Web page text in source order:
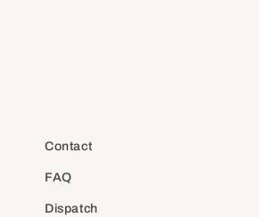
Contact
FAQ
Dispatch